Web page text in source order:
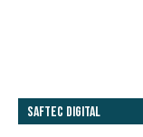
Saftec Digital